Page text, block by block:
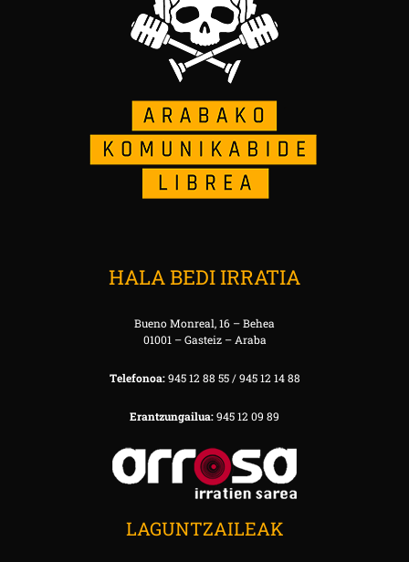
HALA BEDI IRRATIA
Bueno Monreal, 16 – Behea
01001 – Gasteiz – Araba
Telefonoa:945 12 88 55 / 945 12 14 88
Erantzungailua:945 12 09 89
LAGUNTZAILEAK